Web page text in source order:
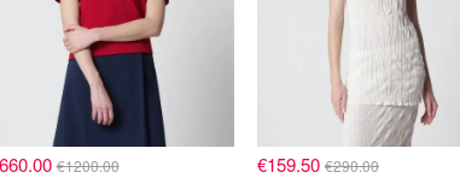
€1200.00 €159.50 €290.00